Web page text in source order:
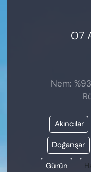
07
Nem:
Akıncılar
Doğanşar
Gürün
ÖZEL HABER
SİYASET
VAN VE